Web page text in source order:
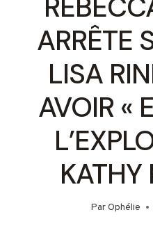
ARRÊTE
LISA
AVOIR «
KATHY
ParOphélie